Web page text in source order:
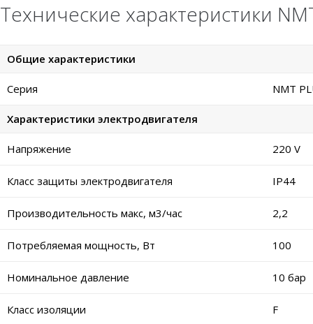
Технические характеристики
Общие характеристики
Серия NMT
Характеристики электродвигателя
Напряжение 220 V
Класс защиты электродвигателя IP44
Производительность макс, м3/час 2,2
Потребляемая мощность, Вт 100
Номинальное давление 10 бар
Класс изоляции F